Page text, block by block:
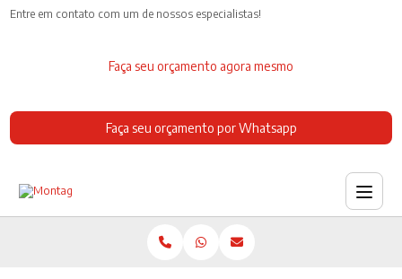
Entre em contato com um de nossos especialistas!
Faça seu orçamento agora mesmo
Faça seu orçamento por Whatsapp